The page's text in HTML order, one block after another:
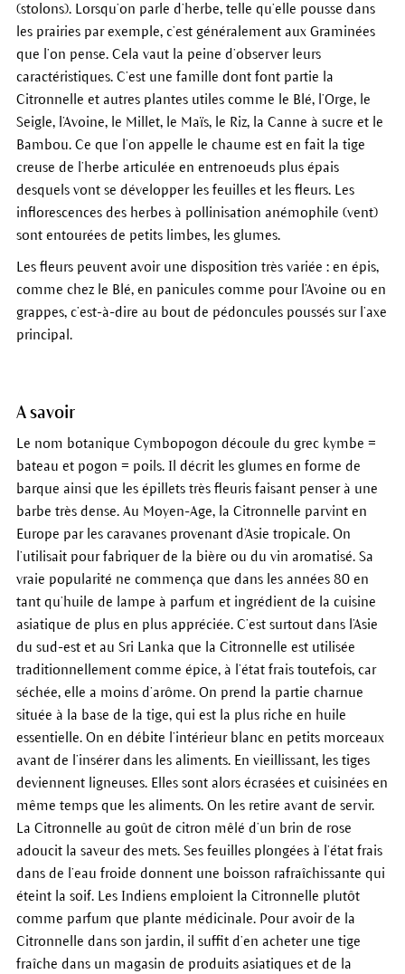
(stolons). Lorsqu’on parle d’herbe, telle qu’elle pousse dans
les prairies par exemple, c’est généralement aux Graminées
que l’on pense. Cela vaut la peine d’observer leurs
caractéristiques. C’est une famille dont font partie la
Citronnelle et autres plantes utiles comme le Blé, l’Orge, le
Seigle, l’Avoine, le Millet, le Maïs, le Riz, la Canne à sucre et le
Bambou. Ce que l’on appelle le chaume est en fait la tige
creuse de l’herbe articulée en entrenoeuds plus épais
desquels vont se développer les feuilles et les fleurs. Les
inflorescences des herbes à pollinisation anémophile (vent)
sont entourées de petits limbes, les glumes.
Les fleurs peuvent avoir une disposition très variée : en épis,
comme chez le Blé, en panicules comme pour l’Avoine ou en
grappes, c’est-à-dire au bout de pédoncules poussés sur l’axe
principal.
A savoir
Le nom botanique Cymbopogon découle du grec kymbe =
bateau et pogon = poils. Il décrit les glumes en forme de
barque ainsi que les épillets très fleuris faisant penser à une
barbe très dense. Au Moyen-Age, la Citronnelle parvint en
Europe par les caravanes provenant d’Asie tropicale. On
l’utilisait pour fabriquer de la bière ou du vin aromatisé. Sa
vraie popularité ne commença que dans les années 80 en
tant qu’huile de lampe à parfum et ingrédient de la cuisine
asiatique de plus en plus appréciée. C’est surtout dans l’Asie
du sud-est et au Sri Lanka que la Citronnelle est utilisée
traditionnellement comme épice, à l’état frais toutefois, car
séchée, elle a moins d’arôme. On prend la partie charnue
située à la base de la tige, qui est la plus riche en huile
essentielle. On en débite l’intérieur blanc en petits morceaux
avant de l’insérer dans les aliments. En vieillissant, les tiges
deviennent ligneuses. Elles sont alors écrasées et cuisinées en
même temps que les aliments. On les retire avant de servir.
La Citronnelle au goût de citron mêlé d’un brin de rose
adoucit la saveur des mets. Ses feuilles plongées à l’état frais
dans de l’eau froide donnent une boisson rafraîchissante qui
éteint la soif. Les Indiens emploient la Citronnelle plutôt
comme parfum que plante médicinale. Pour avoir de la
Citronnelle dans son jardin, il suffit d’en acheter une tige
fraîche dans un magasin de produits asiatiques et de la